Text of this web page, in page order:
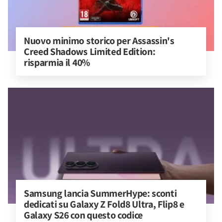
Nuovo minimo storico per Assassin's
Creed Shadows Limited Edition:
risparmia il 40%
Samsung lancia SummerHype: sconti
dedicati su Galaxy Z Fold8 Ultra, Flip8 e
Galaxy S26 con questo codice